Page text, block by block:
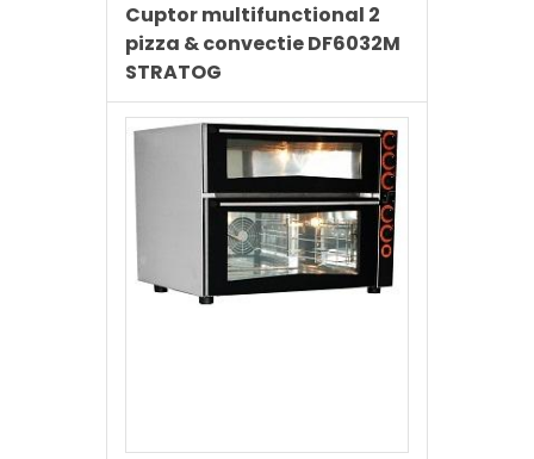
Cuptor multifunctional 2
pizza & convectie DF6032M
STRATOG